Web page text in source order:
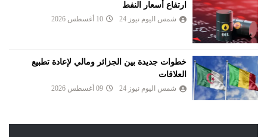
ارتفاع أسعار النفط
شمس اليوم نيوز 24 10 أغسطس 2026
خطوات جديدة بين الجزائر ومالي لإعادة تطبيع
العلاقات
شمس اليوم نيوز 24 09 أغسطس 2026